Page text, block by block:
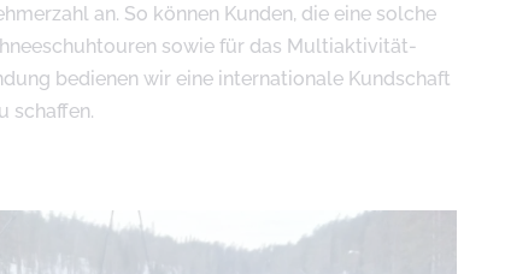
an. So können Kunden, die eine solche
sowie für das Multiaktivität-
bedienen wir eine internationale Kundschaft
schaffen.